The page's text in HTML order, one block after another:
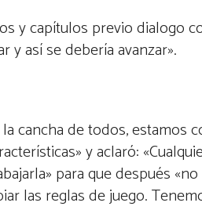
y capítulos previo dialogo
así se debería avanzar».
cancha de todos, estamos
y aclaró:
para que después
las reglas de juego.